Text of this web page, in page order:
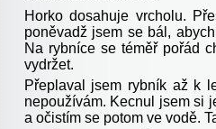
Horko dosahuje vrcholu.
poněvadž jsem se bál,
Na rybníce se téměř pořád
vydržet.
Přeplaval jsem rybník až k
nepoužívám. Kecnul jsem si
a očistím se potom ve vodě.